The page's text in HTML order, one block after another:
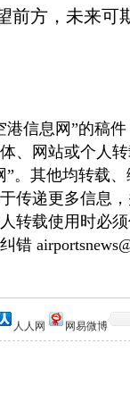
方，未来可
信息网”的稿件
、网站或个人
。其他均转载
传递更多信息
转载使用时必
错
人人网 网易微博